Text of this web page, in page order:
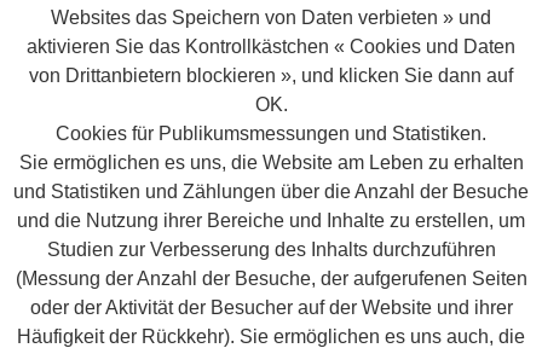
Websites das Speichern von Daten verbieten » und
aktivieren Sie das Kontrollkästchen « Cookies und Daten
von Drittanbietern blockieren », und klicken Sie dann auf
OK.
Cookies für Publikumsmessungen und Statistiken.
Sie ermöglichen es uns, die Website am Leben zu erhalten
und Statistiken und Zählungen über die Anzahl der Besuche
und die Nutzung ihrer Bereiche und Inhalte zu erstellen, um
Studien zur Verbesserung des Inhalts durchzuführen
(Messung der Anzahl der Besuche, der aufgerufenen Seiten
oder der Aktivität der Besucher auf der Website und ihrer
Häufigkeit der Rückkehr). Sie ermöglichen es uns auch, die